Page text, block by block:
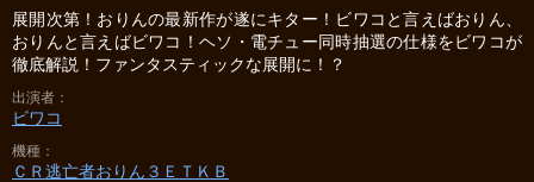
展開次第！おりんの最新作が遂にキター！ビワコと言えばおりん、
おりんと言えばビワコ！ヘソ・電チュー同時抽選の仕様をビワコが
徹底解説！ファンタスティックな展開に！？
出演者
ビワコ
機種
ＣＲ逃亡者おりん３ＥＴＫＢ